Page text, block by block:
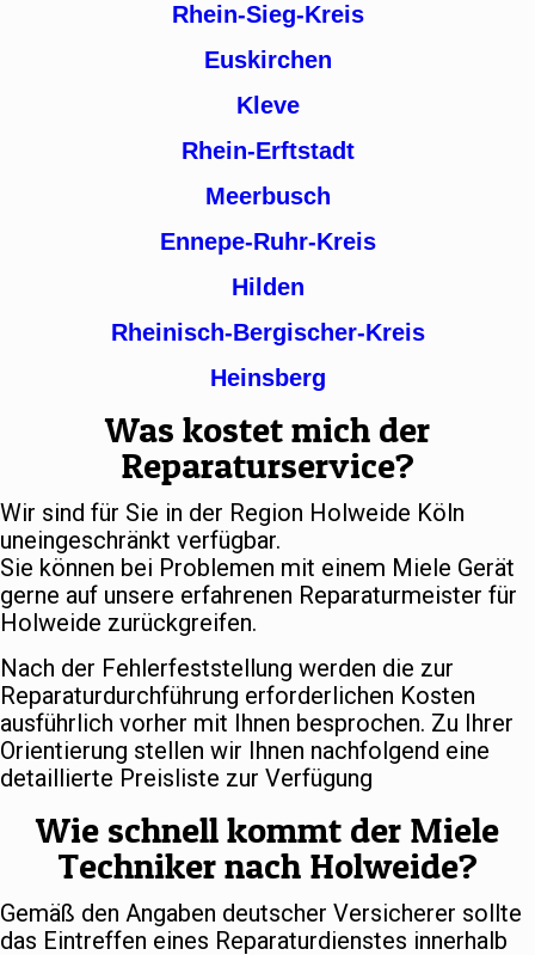
Rhein-Sieg-Kreis
Euskirchen
Kleve
Rhein-Erftstadt
Meerbusch
Ennepe-Ruhr-Kreis
Hilden
Rheinisch-Bergischer-Kreis
Heinsberg
Was kostet mich der
Reparaturservice?
Wir sind für Sie in der Region Holweide Köln
uneingeschränkt verfügbar.
Sie können bei Problemen mit einem Miele Gerät
gerne auf unsere erfahrenen Reparaturmeister für
Holweide zurückgreifen.
Nach der Fehlerfeststellung werden die zur
Reparaturdurchführung erforderlichen Kosten
ausführlich vorher mit Ihnen besprochen. Zu Ihrer
Orientierung stellen wir Ihnen nachfolgend eine
detaillierte Preisliste zur Verfügung
Wie schnell kommt der Miele
Techniker nach Holweide?
Gemäß den Angaben deutscher Versicherer sollte
das Eintreffen eines Reparaturdienstes innerhalb